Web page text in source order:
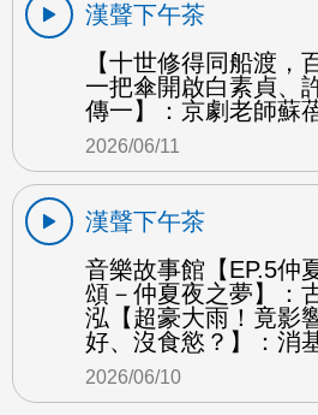
漢聲下午茶
【十世修得同船渡，
一把傘開啟白素貞、
傳一】：京劇老師蘇
2026/06/11
漢聲下午茶
音樂故事館【EP.5仲
頌－仲夏夜之夢】：
泓【超豪大雨！竟影
好、沒食慾？】：消
2026/06/10